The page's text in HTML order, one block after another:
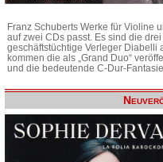
Franz Schuberts Werke für Violine
auf zwei CDs passt. Es sind die
geschäftstüchtige Verleger Diabelli
kommen die als „Grand Duo“
und die bedeutende C-Dur-